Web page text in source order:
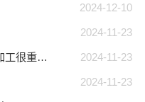
2024-12-10
2024-11-23
2024-11-23
为什么切削液对于有效的 CNC 加工很重要？
2024-11-23